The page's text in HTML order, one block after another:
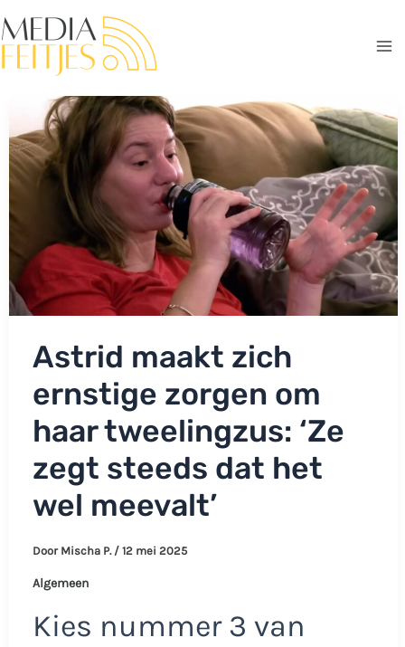
naar
de
Astrid maakt zich
ernstige zorgen om
haar tweelingzus: ‘Ze
zegt steeds dat het
wel meevalt’
Door Mischa P. / 12 mei 2025
Algemeen
Kies nummer 3 van